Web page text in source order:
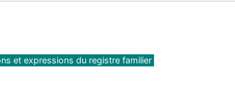
et expressions du registre familier